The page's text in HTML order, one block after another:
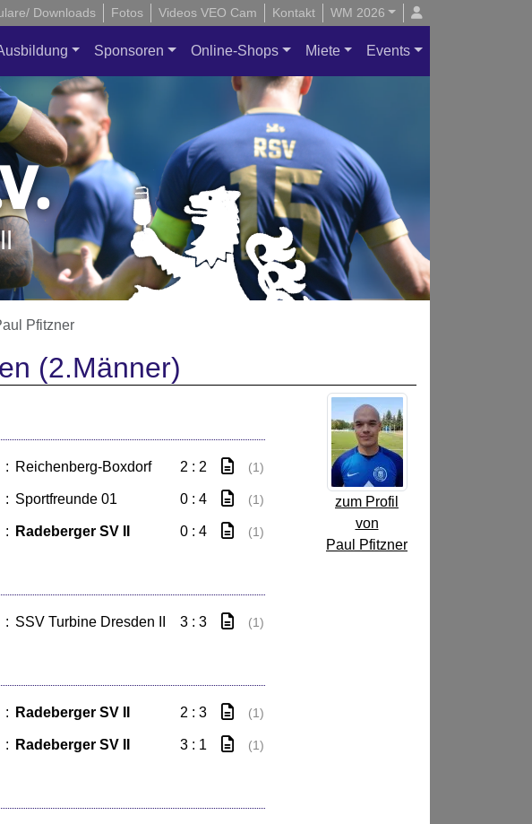
Downloads Fotos Videos VEO Cam Kontakt WM 2026
Sponsoren Online-Shops Miete Events
Pfitzner
(2.Männer)
zum Profil
von
Paul Pfitzner
: Reichenberg-Boxdorf 2 : 2 (1)
: Sportfreunde 01 0 : 4 (1)
: Radeberger SV II 0 : 4 (1)
: SSV Turbine Dresden II 3 : 3 (1)
: Radeberger SV II 2 : 3 (1)
: Radeberger SV II 3 : 1 (1)